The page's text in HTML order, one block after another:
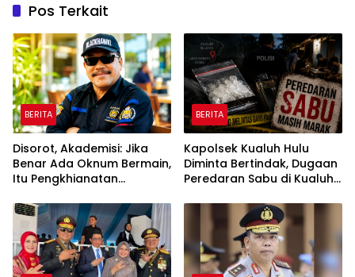
Pos Terkait
BERITA
Disorot, Akademisi: Jika
Benar Ada Oknum Bermain,
Itu Pengkhianatan
BERITA
Kapolsek Kualuh Hulu
Diminta Bertindak, Dugaan
Peredaran Sabu di Kualuh
Sorotan Warga